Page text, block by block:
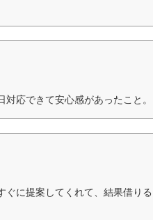
応できて安心感があったこと。
ぐに提案してくれて、結果借り